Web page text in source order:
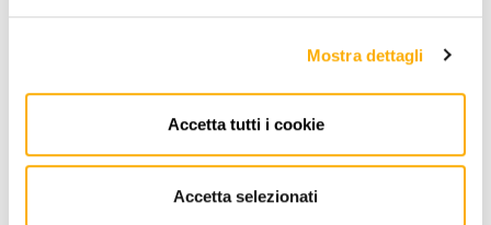
Mostra dettagli
Accetta tutti i cookie
Accetta selezionati
INFORMATION
BEST PRICE GUARANTEED